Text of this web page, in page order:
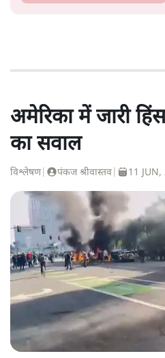
अमेरिका में जारी
का सवाल
विश्लेषण| पंकज श्रीवास्तव 11 JUN,